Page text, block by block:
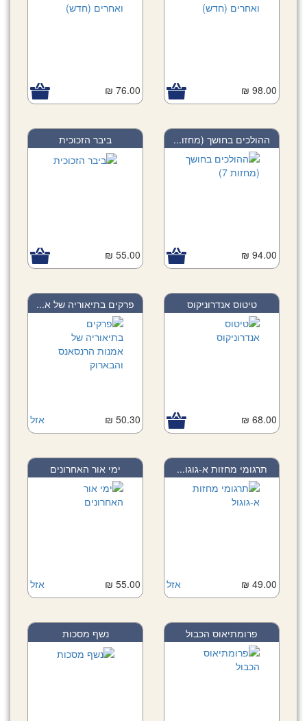
98.00 ₪
76.00 ₪
ההולכים בחושך (מחזו...
94.00 ₪
ביבר הזכוכית
55.00 ₪
טיטוס אנדרוניקוס
68.00 ₪
פרקים בתיאוריה של א...
אזל 50.30 ₪
תרגומי מחזות א-גוגו...
אזל 49.00 ₪
ימי אור האחרונים
אזל 55.00 ₪
פרומתיאוס הכבול נשף מסכות